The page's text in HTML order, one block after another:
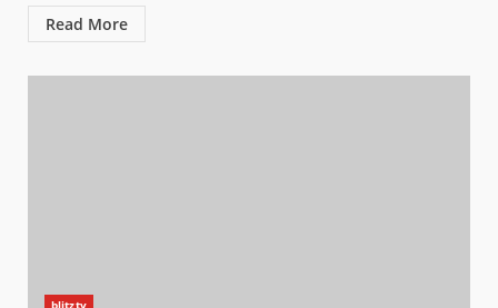
Read More
blitztv